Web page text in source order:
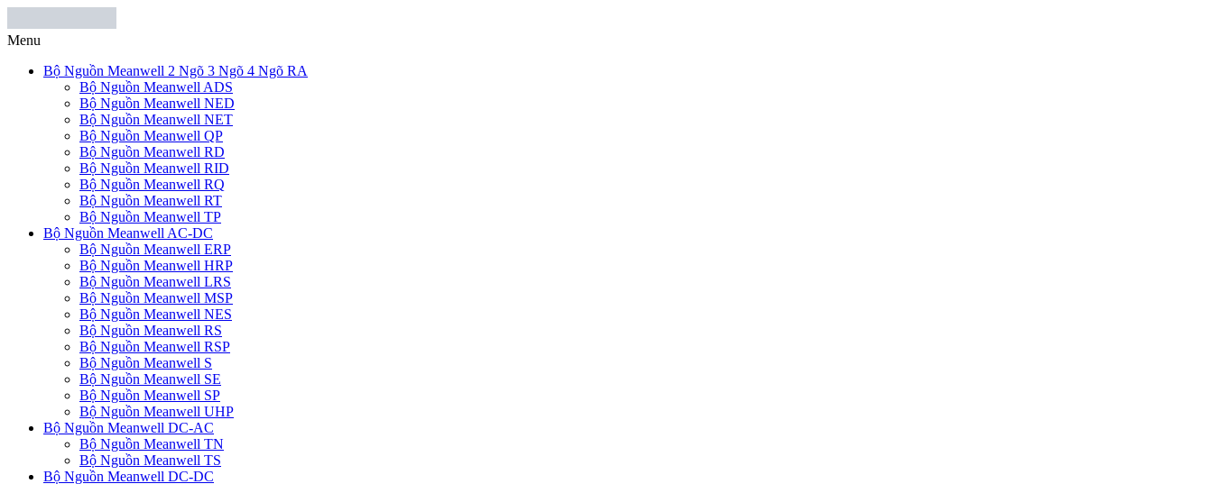
Menu
Bộ Nguồn Meanwell 2 Ngõ 3 Ngõ 4 Ngõ RA
Bộ Nguồn Meanwell ADS
Bộ Nguồn Meanwell NED
Bộ Nguồn Meanwell NET
Bộ Nguồn Meanwell QP
Bộ Nguồn Meanwell RD
Bộ Nguồn Meanwell RID
Bộ Nguồn Meanwell RQ
Bộ Nguồn Meanwell RT
Bộ Nguồn Meanwell TP
Bộ Nguồn Meanwell AC-DC
Bộ Nguồn Meanwell ERP
Bộ Nguồn Meanwell HRP
Bộ Nguồn Meanwell LRS
Bộ Nguồn Meanwell MSP
Bộ Nguồn Meanwell NES
Bộ Nguồn Meanwell RS
Bộ Nguồn Meanwell RSP
Bộ Nguồn Meanwell S
Bộ Nguồn Meanwell SE
Bộ Nguồn Meanwell SP
Bộ Nguồn Meanwell UHP
Bộ Nguồn Meanwell DC-AC
Bộ Nguồn Meanwell TN
Bộ Nguồn Meanwell TS
Bộ Nguồn Meanwell DC-DC